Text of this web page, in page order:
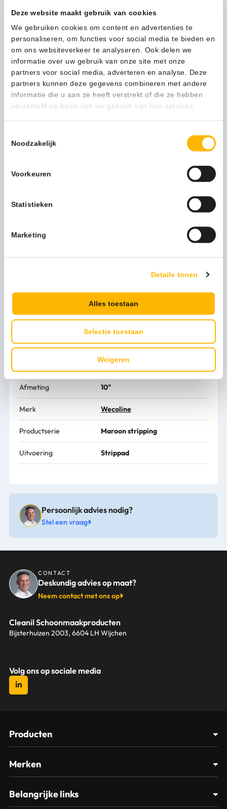
Deze website maakt gebruik van cookies
We gebruiken cookies om content en advertenties te
personaliseren, om functies voor social media te bieden en
om ons websiteverkeer te analyseren. Ook delen we
informatie over uw gebruik van onze site met onze
partners voor social media, adverteren en analyse. Deze
partners kunnen deze gegevens combineren met andere
informatie die u aan ze heeft verstrekt of die ze hebben
verzameld op basis van uw gebruik van hun services.
Noodzakelijk
Voorkeuren
Statistieken
Marketing
Details tonen
Alles toestaan
Selectie toestaan
Weigeren
Chemical
Free
Stripping
-
20005710
aantal
1-3 werkdagen
Kan ik u helpen?
Neem contact op
De Maroon Chemical Free Stripping pad is speciaal
verwijderen van afwerkingslagen met een
éénschijfsmachine of schrobzuigmachine.
methodefouten, veilig voor de medewerker en beter voor
strippen van een vloer zijn.
Meer productinformatie
Bruin
Afmeting 10"
Merk Wecoline
Productserie Maroon stripping
Uitvoering Strippad
Persoonlijk advies nodig?
Stel een vraag
CONTACT
Deskundig advies op maat?
Neem contact met ons op
Cleanil Schoonmaakproducten
Bijsterhuizen 2003, 6604 LH Wijchen
Volg ons op sociale media
Producten
Glasbewassing
Materialen
Merken
Belangrijke links